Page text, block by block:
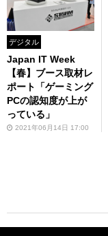
デジタル
Japan IT Week
【春】ブース取材レ
ポート「ゲーミング
PCの認知度が上が
っている」
2021年06月14日 17:00